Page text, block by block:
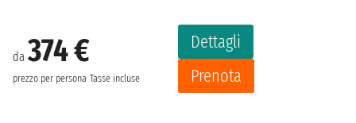
da374 €
prezzo per persona Tasse incluse
Dettagli
Prenota